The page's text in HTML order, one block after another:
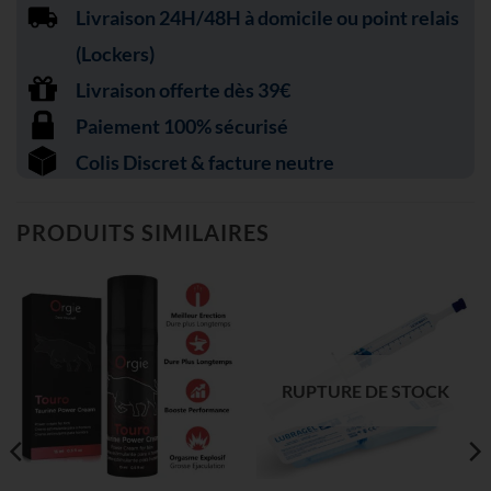
Livraison 24H/48H à domicile ou point relais
(Lockers)
Livraison offerte dès 39€
Paiement 100% sécurisé
Colis Discret & facture neutre
PRODUITS SIMILAIRES
RUPTURE DE STOCK